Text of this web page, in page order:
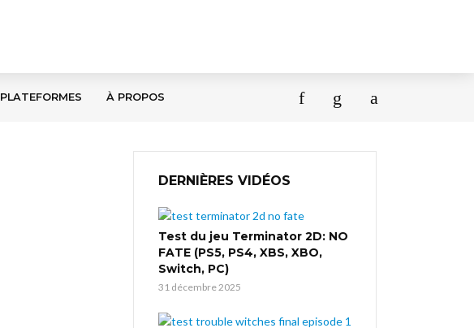
PLATEFORMES À PROPOS
DERNIÈRES VIDÉOS
Test du jeu Terminator 2D: NO
FATE (PS5, PS4, XBS, XBO,
Switch, PC)
31 décembre 2025